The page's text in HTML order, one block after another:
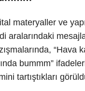
materyaller ve
aralarındaki
“Hava
bummm”
tartıştıkları